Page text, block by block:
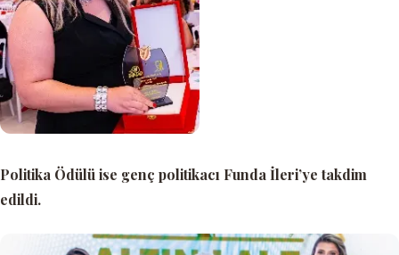
Politika Ödülü ise genç politikacı Funda İleri’ye takdim
edildi.